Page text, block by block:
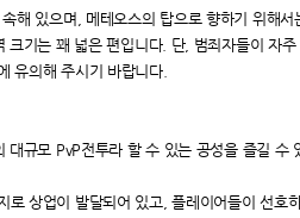
해 있으며, 메테오스의 탑으로 향하기 위해서
크기는 꽤 넓은 편입니다. 단, 범죄자들이 자주
유의해 주시기 바랍니다.
대규모 PvP전투라 할 수 있는 공성을 즐길 수
로 상업이 발달되어 있고, 플레이어들이 선호